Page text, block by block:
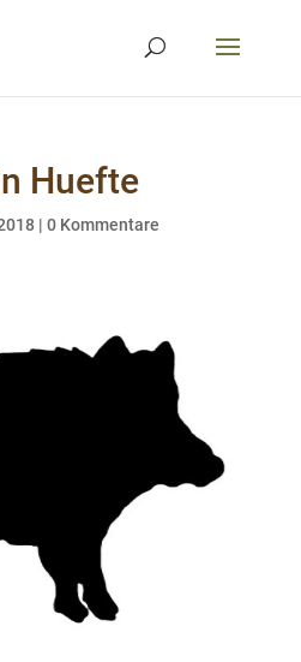
Huefte
| 0 Kommentare